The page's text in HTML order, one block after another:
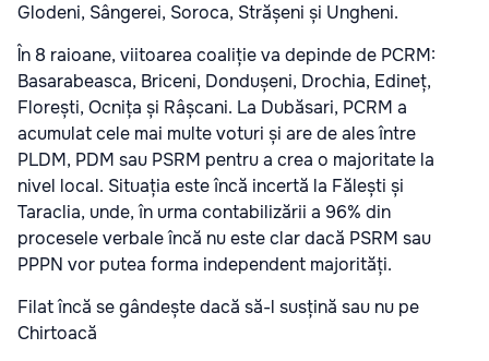
Glodeni, Sângerei, Soroca, Strășeni și Ungheni.
În 8 raioane, viitoarea coaliție va depinde de PCRM:
Basarabeasca, Briceni, Dondușeni, Drochia, Edineț,
Florești, Ocnița și Râșcani. La Dubăsari, PCRM a
acumulat cele mai multe voturi și are de ales între
PLDM, PDM sau PSRM pentru a crea o majoritate la
nivel local. Situația este încă incertă la Fălești și
Taraclia, unde, în urma contabilizării a 96% din
procesele verbale încă nu este clar dacă PSRM sau
PPPN vor putea forma independent majorități.
Filat încă se gândește dacă să-l susțină sau nu pe
Chirtoacă